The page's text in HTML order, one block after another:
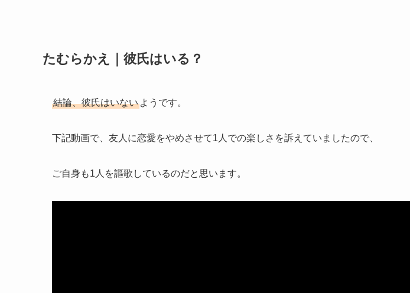
たむらかえ｜彼氏はいる？
結論、彼氏はいない ようです。
下記動画で、友人に恋愛をやめさせて1人での楽しさを訴えていましたので、
ご自身も1人を謳歌しているのだと思います。